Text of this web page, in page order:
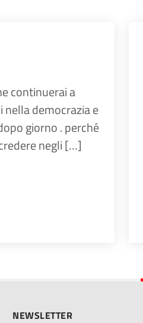
continuerai a
nella democrazia e
giorno . perché
negli […]
NEWSLETTER